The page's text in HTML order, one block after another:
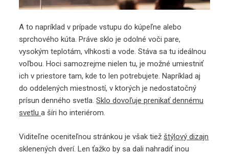
A to napríklad v prípade vstupu do kúpeľne alebo
sprchového kúta. Práve sklo je odolné voči pare,
vysokým teplotám, vlhkosti a vode. Stáva sa tu ideálnou
voľbou. Hoci samozrejme nielen tu, je možné umiestniť
ich v priestore tam, kde to len potrebujete. Napríklad aj
do oddelených miestností, v ktorých je nedostatočný
prísun denného svetla.Sklo dovoľuje prenikať dennému
svetlua šíri ho interiérom.
Viditeľne oceniteľnou stránkou je však tiežštýlový dizajn
sklenených dverí. Len ťažko by sa dali nahradiť inou